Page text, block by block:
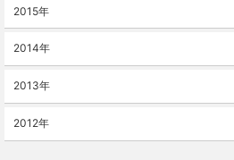
2015年
2014年
2013年
2012年